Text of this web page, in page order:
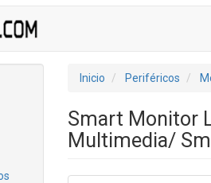
Inicio Periféricos
Smart Monitor
Multimedia/